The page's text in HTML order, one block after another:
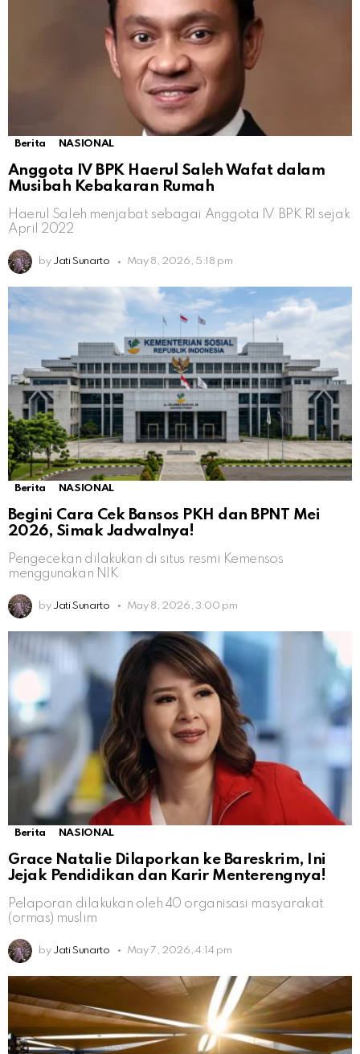
Berita NASIONAL
Anggota IV BPK Haerul Saleh Wafat dalam
Musibah Kebakaran Rumah
Haerul Saleh menjabat sebagai Anggota IV BPK RI sejak
April 2022
by Jati Sunarto May 8, 2026, 5:18 pm
Berita NASIONAL
Begini Cara Cek Bansos PKH dan BPNT Mei
2026, Simak Jadwalnya!
Pengecekan dilakukan di situs resmi Kemensos
menggunakan NIK
by Jati Sunarto May 8, 2026, 3:00 pm
Berita NASIONAL
Grace Natalie Dilaporkan ke Bareskrim, Ini
Jejak Pendidikan dan Karir Menterengnya!
Pelaporan dilakukan oleh 40 organisasi masyarakat
(ormas) muslim
by Jati Sunarto May 7, 2026, 4:14 pm